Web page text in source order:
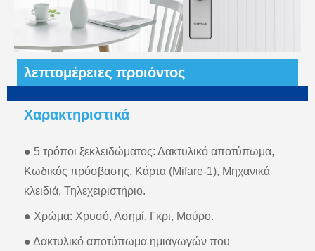
λεπτομέρειες προιόντος
Χαρακτηριστικά
● 5 τρόποι ξεκλειδώματος: Δακτυλικό αποτύπωμα,
Κωδικός πρόσβασης, Κάρτα (Mifare-1), Μηχανικά
κλειδιά, Τηλεχειριστήριο.
● Χρώμα: Χρυσό, Ασημί, Γκρι, Μαύρο.
● Δακτυλικό αποτύπωμα ημιαγωγών που